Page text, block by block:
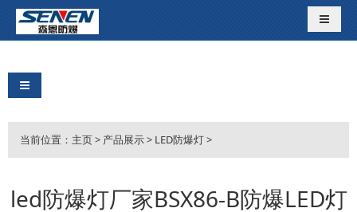
导航切
导航切换
当前位置： 主页> 产品展示> LED防爆灯>
led防爆灯厂家BSX86-B防爆LED灯